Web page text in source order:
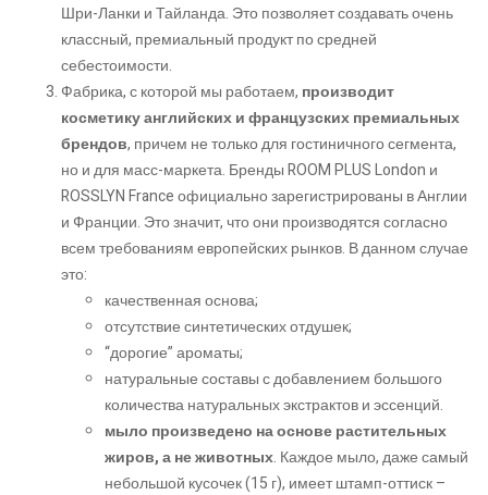
Шри-Ланки и Тайланда. Это позволяет создавать очень
классный, премиальный продукт по средней
себестоимости.
Фабрика, с которой мы работаем, производит
косметику английских и французских премиальных
брендов, причем не только для гостиничного сегмента,
но и для масс-маркета. БрендыROOM PLUS London и
ROSSLYN Franceофициально зарегистрированы в Англии
и Франции. Это значит, что они производятся согласно
всем требованиям европейских рынков. В данном случае
это:
качественная основа;
отсутствие синтетических отдушек;
“дорогие” ароматы;
натуральные составы с добавлением большого
количества натуральных экстрактов и эссенций.
мыло произведено на основе растительных
жиров, а не животных. Каждое мыло, даже самый
небольшой кусочек (15 г), имеет штамп-оттиск –